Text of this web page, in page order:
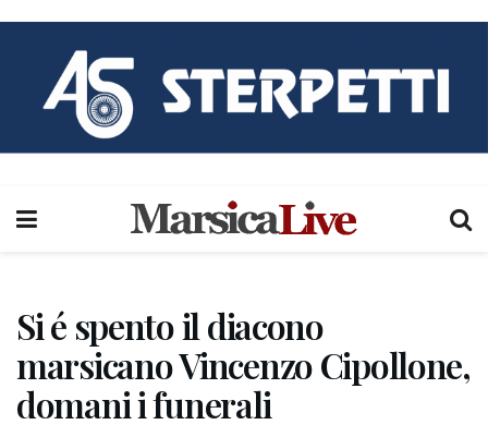
Si é spento il diacono
marsicano Vincenzo Cipollone,
domani i funerali